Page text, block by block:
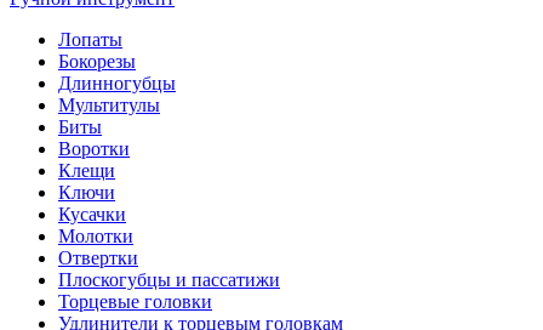
Лопаты
Бокорезы
Длинногубцы
Мультитулы
Биты
Воротки
Клещи
Ключи
Кусачки
Молотки
Отвертки
Плоскогубцы и пассатижи
Торцевые головки
Удлинители к торцевым головкам